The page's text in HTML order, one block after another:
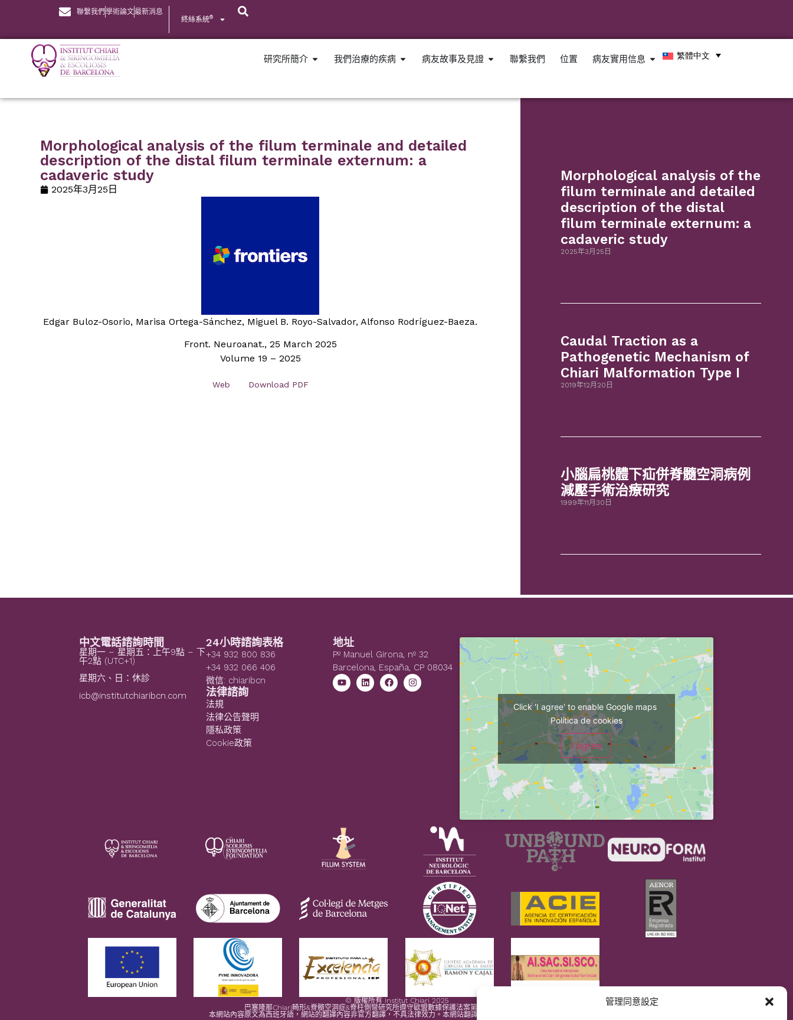
管理同意設定
聯繫我們學術論文最新消息
終絲系統®
研究所簡介 我們治療的疾病 病友故事及見證 聯繫我們 位置 病友實用信息 繁體中文
Morphological analysis of the filum terminale and detailed
description of the distal filum terminale externum: a
cadaveric study
2025年3月25日
Edgar Buloz-Osorio, Marisa Ortega-Sánchez, Miguel B. Royo-Salvador, Alfonso Rodríguez-Baeza.
Front. Neuroanat., 25 March 2025
Volume 19 – 2025
Web Download PDF
Morphological analysis of the
filum terminale and detailed
description of the distal
filum terminale externum: a
cadaveric study
2025年3月25日
Caudal Traction as a
Pathogenetic Mechanism of
Chiari Malformation Type I
2019年12月20日
小腦扁桃體下疝併脊髓空洞病例
減壓手術治療研究
1999年11月30日
中文電話諮詢時間
星期一 – 星期五：上午9點 – 下
午2點 (UTC+1)
星期六、日：休診
icb@institutchiaribcn.com
24小時諮詢表格
+34 932 800 836
+34 932 066 406
微信: chiaribcn
法律諮詢
法規
法律公告聲明
隱私政策
Cookie政策
地址
Pº Manuel Girona, nº 32
Barcelona, España, CP 08034
Click 'I agree' to enable Google maps
Política de cookies
I agree
© 版權所有 Institut Chiari 2025
巴塞隆那Chiari畸形&脊髓空洞症&脊柱側彎研究所遵守歐盟數據保護法案第2016/679條（GDPR）
本網站內容原文為西班牙語，網站的翻譯內容非官方翻譯，不具法律效力。本網站翻譯旨在幫助讀者理解原文網站內容。